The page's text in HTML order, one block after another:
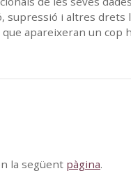
supressió i altres
apareixeran un cop
la següent pàgina.